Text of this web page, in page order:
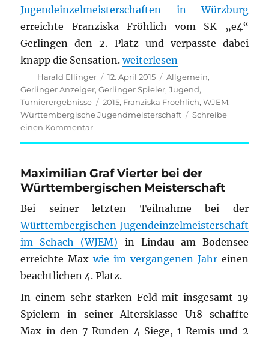
Jugendeinzelmeisterschaften in Würzburg
erreichte Franziska Fröhlich vom SK „e4“
Gerlingen den 2. Platz und verpasste dabei
knapp die Sensation.„Württembergische
weiterlesen
Autor
Harald Ellinger
Veröffentlicht
am
12. April 2015 Kategorien
Allgemein,
Gerlinger Anzeiger,Gerlinger Spieler,Jugend,
Turnierergebnisse
Schlagwörter
2015, Franziska Froehlich,WJEM,
Württembergische Jugendmeisterschaft
Schreibe
einen Kommentarzu
Württembergische
Maximilian Graf Vierter bei der
Württembergischen Meisterschaft
Bei seiner letzten Teilnahme bei der
Württembergischen Jugendeinzelmeisterschaft
im Schach (WJEM) in Lindau am Bodensee
erreichte Maxwie im vergangenen Jahreinen
beachtlichen 4. Platz.
In einem sehr starken Feld mit insgesamt 19
Spielern in seiner Altersklasse U18 schaffte
Max in den 7 Runden 4 Siege, 1 Remis und 2